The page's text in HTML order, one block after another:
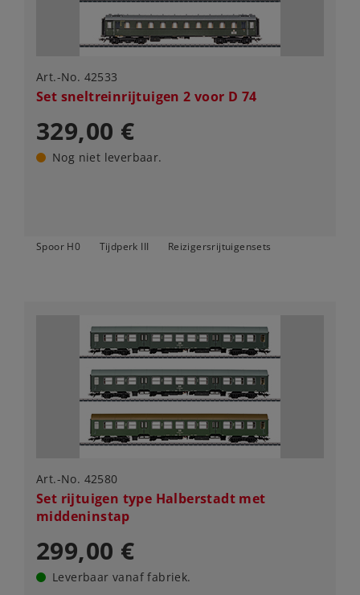
Art.-No. 42533
Set sneltreinrijtuigen 2 voor D 74
329,00 €
Nog niet leverbaar.
Spoor H0 Tijdperk III Reizigersrijtuigensets
Art.-No. 42580
Set rijtuigen type Halberstadt met
middeninstap
299,00 €
Leverbaar vanaf fabriek.